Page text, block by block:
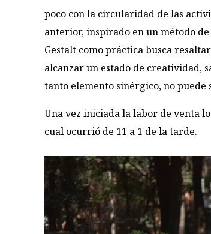
poco con la circularidad de las
anterior, inspirado en un método
Gestalt como práctica busca
alcanzar un estado de creatividad,
tanto elemento sinérgico, no puede
Una vez iniciada la labor de venta
cual ocurrió de 11 a 1 de la tarde.